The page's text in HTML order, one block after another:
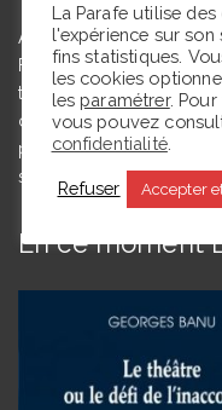
Agrégée de lettres
Floriane Toussaint est
théâtrales à l’Université
comité du Syndicat de la
pour but de partager
spectatrice.
En ce moment
La Parafe utilise
l'expérience sur
fins statistiques.
les cookies
les paramétrer.
vous pouvez
confidentialité.
Refuser Accepter